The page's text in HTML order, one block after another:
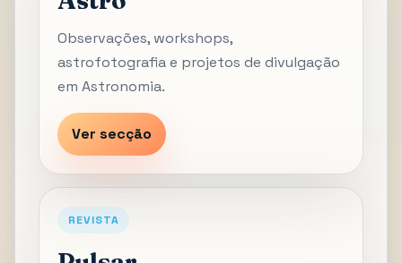
Observações, workshops,
astrofotografia e projetos de divulgação
em Astronomia.
Ver secção
REVISTA